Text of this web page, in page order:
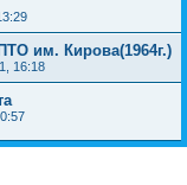
им. Кирова(1964г.)
16:18